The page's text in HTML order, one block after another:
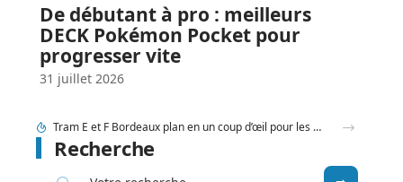
De débutant à pro : meilleurs
DECK Pokémon Pocket pour
progresser vite
31 juillet 2026
Friteuse facile à nettoyer : sélection des meilleurs modèles
Recherche